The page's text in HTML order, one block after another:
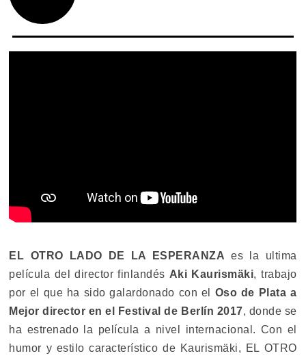
EL OTRO LADO DE LA ESPERANZA es la ultima
película del director finlandés Aki Kaurismäki, trabajo
por el que ha sido galardonado con el Oso de Plata a
Mejor director en el Festival de Berlín 2017, donde se
ha estrenado la película a nivel internacional. Con el
humor y estilo característico de Kaurismäki, EL OTRO